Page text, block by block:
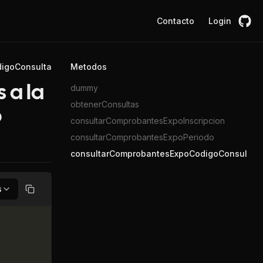
Contacto Login
a la
Copiar
Metodos
dummy
obtenerConsultas
consultarComprobantesExpoInscripcion
consultarComprobantesExpoPeriodo
consultarComprobantesExpoCodigoConsulta